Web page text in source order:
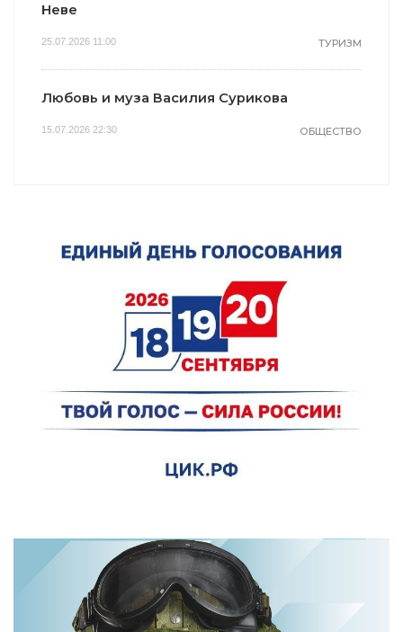
Неве
25.07.2026 11:00 ТУРИЗМ
Любовь и муза Василия Сурикова
15.07.2026 22:30 ОБЩЕСТВО